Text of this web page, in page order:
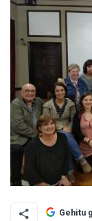
Gehitu